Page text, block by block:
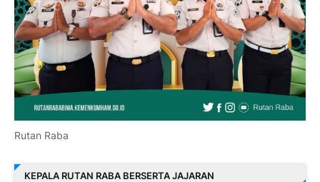
Rutan Raba
KEPALA RUTAN RABA BERSERTA JAJARAN